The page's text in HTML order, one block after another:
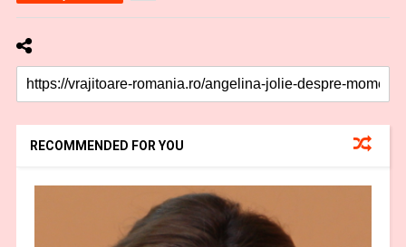
RECOMMENDED FOR YOU